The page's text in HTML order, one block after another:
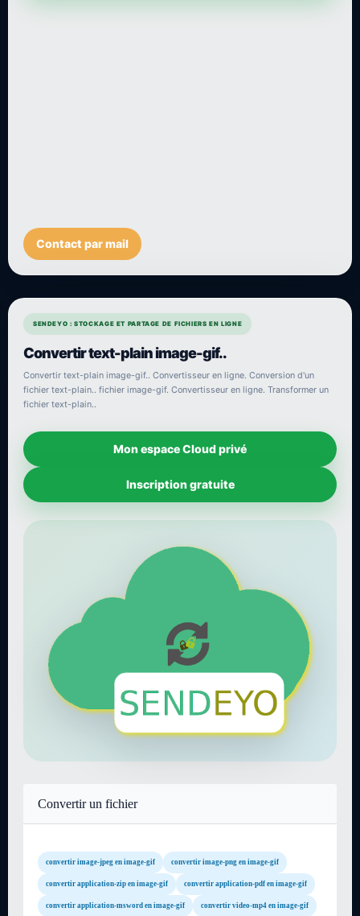
Contact par mail
SENDEYO : STOCKAGE ET PARTAGE DE FICHIERS EN LIGNE
Convertir text-plain image-gif..
Convertir text-plain image-gif.. Convertisseur en ligne. Conversion d'un
fichier text-plain.. fichier image-gif. Convertisseur en ligne. Transformer un
fichier text-plain..
Mon espace Cloud privé
Inscription gratuite
Convertir un fichier
convertir image-jpeg en image-gif convertir image-png en image-gif
convertir application-zip en image-gif convertir application-pdf en image-gif
convertir application-msword en image-gif convertir video-mp4 en image-gif